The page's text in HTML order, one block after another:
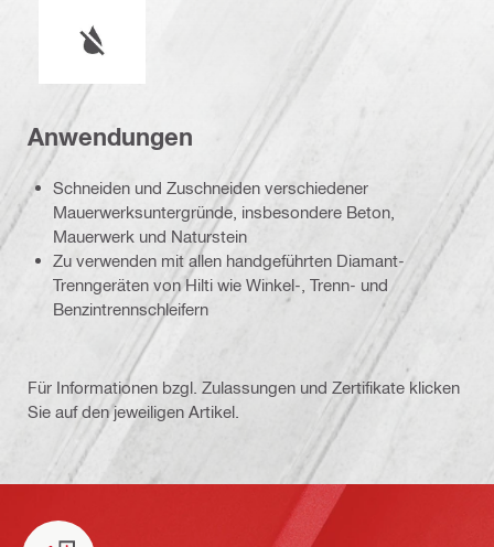
Anwendungen
Schneiden und Zuschneiden verschiedener
Mauerwerksuntergründe, insbesondere Beton,
Mauerwerk und Naturstein
Zu verwenden mit allen handgeführten Diamant-
Trenngeräten von Hilti wie Winkel-, Trenn- und
Benzintrennschleifern
Für Informationen bzgl. Zulassungen und Zertifikate klicken
Sie auf den jeweiligen Artikel.